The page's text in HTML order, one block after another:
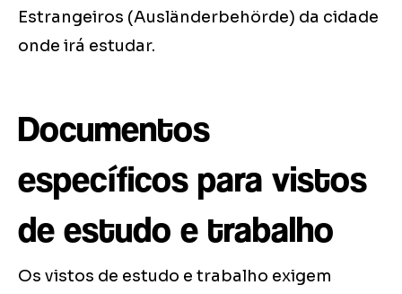
Estrangeiros (Ausländerbehörde) da cidade
onde irá estudar.
Documentos
específicos para vistos
de estudo e trabalho
Os vistos de estudo e trabalho exigem